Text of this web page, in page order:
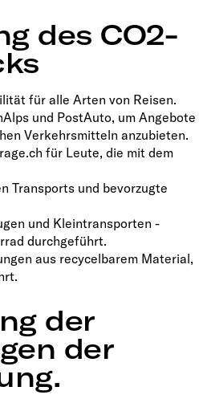
des CO2-
für alle Arten von Reisen.
und PostAuto, um Angebote
Verkehrsmitteln anzubieten.
für Leute, die mit dem
Transports und bevorzugte
und Kleintransporten -
durchgeführt.
aus recycelbarem Material,
der
der